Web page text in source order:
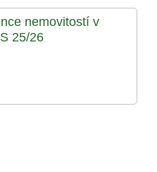
nemovitostí v
25/26